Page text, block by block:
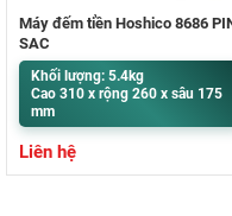
Máy đếm tiền Hoshico 8686 PIN
SẠC
Khối lượng: 5.4kg
Cao 310 x rộng 260 x sâu 175
mm
Liên hệ